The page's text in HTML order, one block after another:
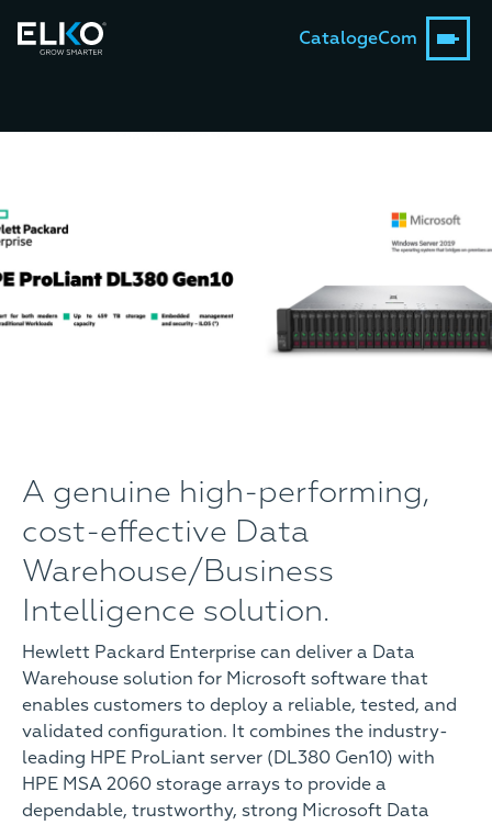
CatalogeCom
A genuine high-performing,
cost-effective Data
Warehouse/Business
Intelligence solution.
Hewlett Packard Enterprise can deliver a Data
Warehouse solution for Microsoft software that
enables customers to deploy a reliable, tested, and
validated configuration. It combines the industry-
leading HPE ProLiant server (DL380 Gen10) with
HPE MSA 2060 storage arrays to provide a
dependable, trustworthy, strong Microsoft Data